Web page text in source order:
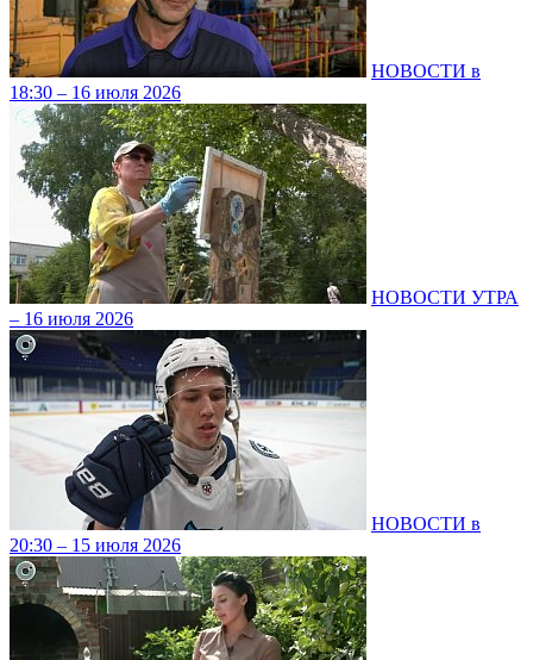
НОВОСТИ в
18:30 – 16 июля 2026
НОВОСТИ УТРА
– 16 июля 2026
НОВОСТИ в
20:30 – 15 июля 2026